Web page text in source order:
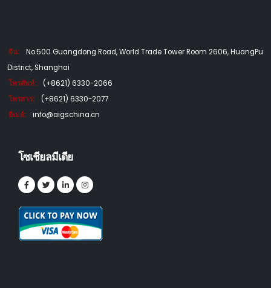
จีน:
No.500 Guangdong Road, World Trade Tower Room 2606, HuangPu
District, Shanghai
โทรศัพท์:
(+8621) 6330-2066
โทรสาร:
(+8621) 6330-2077
อีเมล์:
info@aigschina.cn
โซเชียลมีเดีย